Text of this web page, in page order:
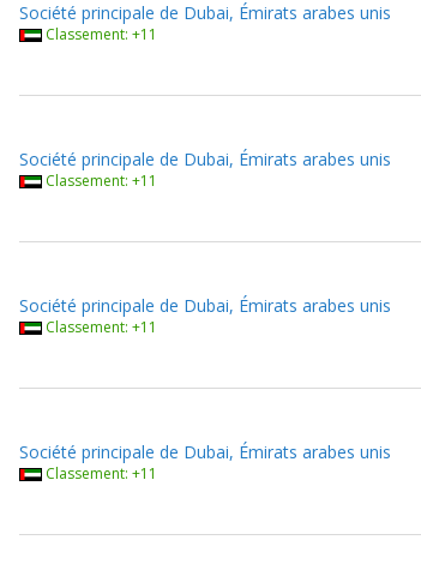
Société principale de Dubai, Émirats arabes unis
Classement: +11
Société principale de Dubai, Émirats arabes unis
Classement: +11
Société principale de Dubai, Émirats arabes unis
Classement: +11
Société principale de Dubai, Émirats arabes unis
Classement: +11